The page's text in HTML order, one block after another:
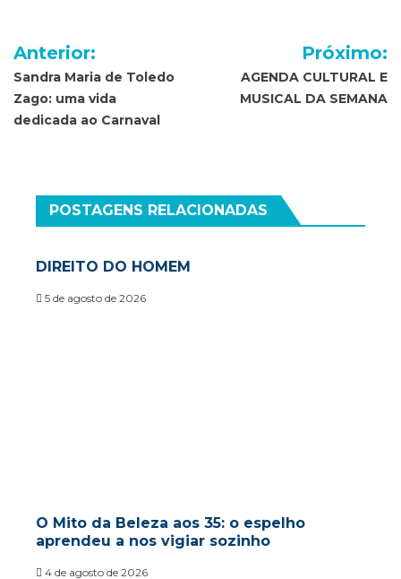
Navegação
de
Post
Anterior:
Sandra Maria de Toledo
Zago: uma vida
dedicada ao Carnaval
Próximo:
AGENDA CULTURAL E
MUSICAL DA SEMANA
POSTAGENS RELACIONADAS
DIREITO DO HOMEM
5 de agosto de 2026
O Mito da Beleza aos 35: o espelho
aprendeu a nos vigiar sozinho
4 de agosto de 2026